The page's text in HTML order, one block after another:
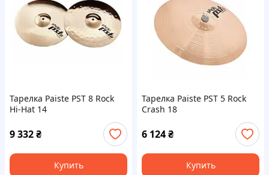
Тарелка Paiste PST 8 Rock
Hi-Hat 14
9 332₴
Купить
Тарелка Paiste PST 5 Rock
Crash 18
6 124₴
Купить